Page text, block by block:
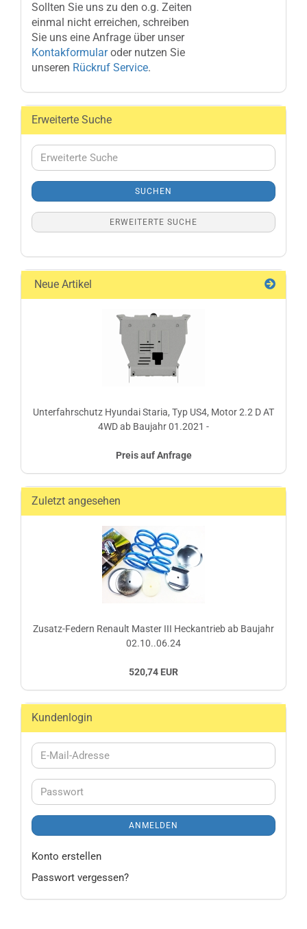
Sollten Sie uns zu den o.g. Zeiten
einmal nicht erreichen, schreiben
Sie uns eine Anfrage über unser
Kontakformularoder nutzen Sie
unseren Rückruf Service.
Erweiterte Suche
Erweiterte
Suche
SUCHEN
ERWEITERTE SUCHE
Neue Artikel
Unterfahrschutz Hyundai Staria, Typ US4, Motor 2.2 D AT
4WD ab Baujahr 01.2021 -
Preis auf Anfrage
Zuletzt angesehen
Zusatz-Federn Renault Master III Heckantrieb ab Baujahr
02.10..06.24
520,74 EUR
Kundenlogin
E-
Mail-
Passwort
ANMELDEN
Konto erstellen
Passwort vergessen?